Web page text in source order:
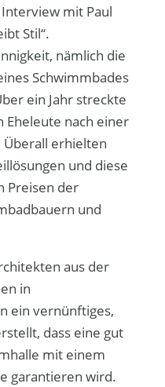
mit Paul
Stil“.
nämlich die
Schwimmbades
ein Jahr streckte
Eheleute nach einer
erhielten
und diese
Preisen der
und
aus der
in
ein vernünftiges,
dass eine gut
mit einem
garantieren wird.